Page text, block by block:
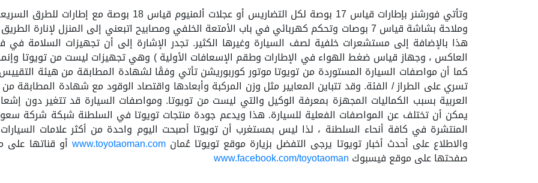
وتأتي فورشنر بإطارات قياس 17 بوصة لكل التضاريس أو
وملاحة بشاشة قياس 7 بوصات وتحكم كهربائي في باب الأمتعة الخلفي ومصابيح اتبعني إلى المنزل
هذا بالإضافة إلى مستشعرات خلفية لصف السيارة وغيرها الكثير. تجدر الإشارة إلى أن تجهيزات السلامة
العاكس ، وجهاز قياس ضغط الهواء في الإطارات وطقم الإسعافات الأولية ) وهي تجهيزات ليست من تويوتا
كما أن مواصفات السيارة المستوردة من تويوتا موتور كوربوريشن تأتي وفقًا لشهادة المطابقة من هيئة
تسري على الطراز / الفئة. وقد تتباين المعايير مثل وزن المركبة وأبعادها واقتصاد الوقود مع شهادة المطابقة
العربية بسبب الكماليات المجهزة بمعرفة الوكيل والتي ليست من تويوتا. ومواصفات السيارة قد تتغير دون
يمكن أن تختلف عن المواصفات الفعلية للسيارة. هذا ويدعم جودة منتجات تويوتا في السلطنة شبكة شركة
المنتشرة في كافة أنحاء السلطنة ، لذا ليس بمستغرب أن تويوتا أصبحت اليوم واحدة من أكثر علامات السيارات
والاطلاع على أحدث أخبار تويوتا يرجى التفضل بزيارة موقع تويوتا عُمانwww.toyotaoman.com أو قناتها
صفحتها على موقع فيسبوك www.facebook.com/toyotaoman